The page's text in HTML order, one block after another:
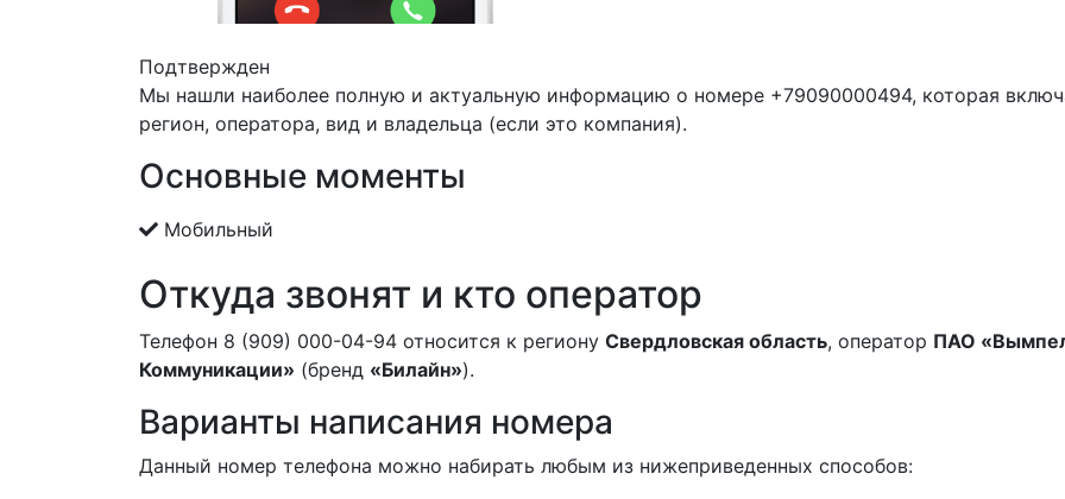
Подтвержден
Мы нашли наиболее полную и актуальную информацию о номере +79090000494, которая
регион, оператора, вид и владельца (если это компания).
Основные моменты
Мобильный
Откуда звонят и кто оператор
Телефон 8 (909) 000-04-94 относится к региону Свердловская область, оператор ПАО
Коммуникации» (бренд «Билайн»).
Варианты написания номера
Данный номер телефона можно набирать любым из нижеприведенных способов: